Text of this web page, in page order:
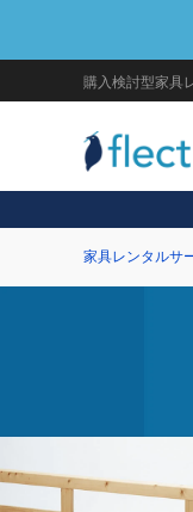
購入検討型家具
家具レンタルサ